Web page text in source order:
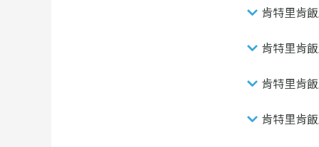
肯特里肯
肯特里肯
肯特里肯
肯特里肯